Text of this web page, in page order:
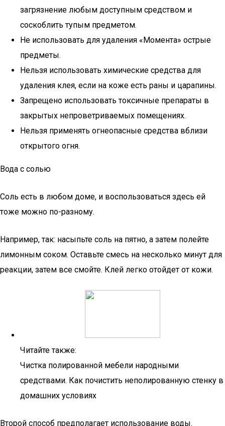
загрязнение любым доступным средством и
соскоблить тупым предметом.
Не использовать для удаления «Момента» острые
предметы.
Нельзя использовать химические средства для
удаления клея, если на коже есть раны и царапины.
Запрещено использовать токсичные препараты в
закрытых непроветриваемых помещениях.
Нельзя применять огнеопасные средства вблизи
открытого огня.
Вода с солью
Соль есть в любом доме, и воспользоваться здесь ей
тоже можно по-разному.
Например, так: насыпьте соль на пятно, а затем полейте
лимонным соком. Оставьте смесь на несколько минут для
реакции, затем все смойте. Клей легко отойдет от кожи.
Читайте также:
Чистка полированной мебели народными
средствами. Как почистить неполированную стенку в
домашних условиях
Второй способ предполагает использование воды.